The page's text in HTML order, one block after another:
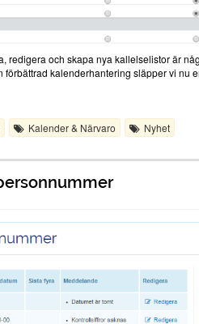
redigera och skapa nya kallelselistor är
förbättrad kalenderhantering släpper vi nu
Kalender & Närvaro
Nyhet